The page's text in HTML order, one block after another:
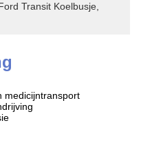
Transit Koelbusje
medicijntransport